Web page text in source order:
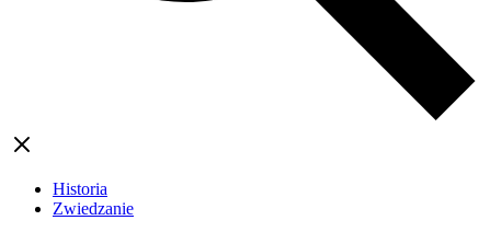
Historia
Zwiedzanie